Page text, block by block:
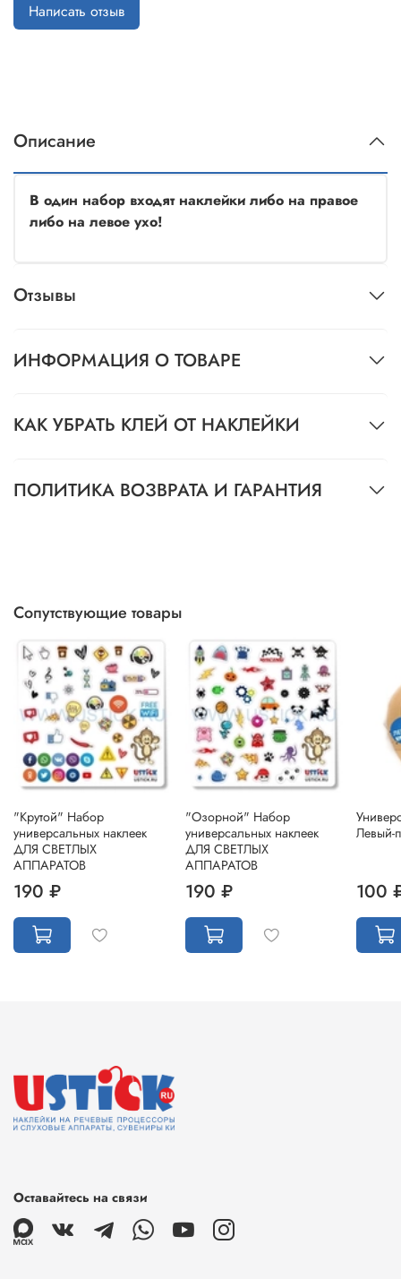
Написать отзыв
Описание
В один набор входят наклейки либо на правое
либо на левое ухо!
Отзывы
ИНФОРМАЦИЯ О ТОВАРЕ
КАК УБРАТЬ КЛЕЙ ОТ НАКЛЕЙКИ
ПОЛИТИКА ВОЗВРАТА И ГАРАНТИЯ
Сопутствующие товары
"Крутой" Набор
универсальных наклеек
ДЛЯ СВЕТЛЫХ
АППАРАТОВ
190 ₽
"Озорной" Набор
универсальных наклеек
ДЛЯ СВЕТЛЫХ
АППАРАТОВ
190 ₽
Левый-
100
Оставайтесь на связи